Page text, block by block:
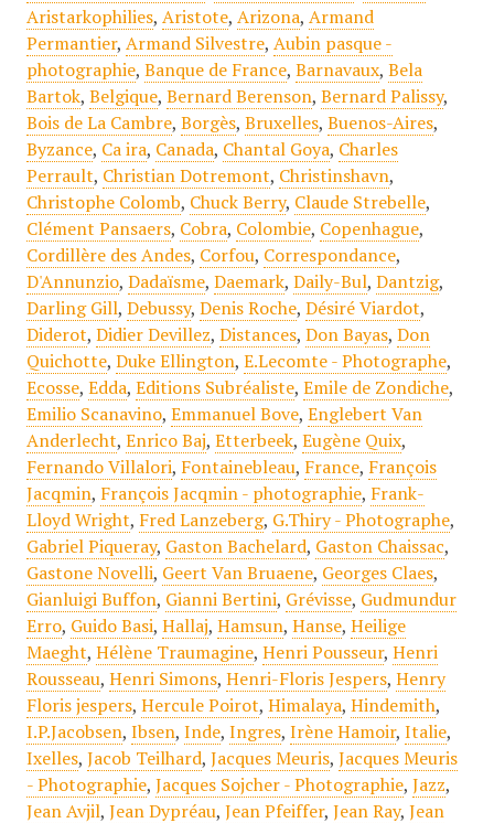
Aristarkophilies, Aristote, Arizona, Armand
Permantier, Armand Silvestre, Aubin pasque -
photographie, Banque de France, Barnavaux, Bela
Bartok, Belgique, Bernard Berenson, Bernard Palissy,
Bois de La Cambre, Borgès, Bruxelles, Buenos-Aires,
Byzance, Ca ira, Canada, Chantal Goya, Charles
Perrault, Christian Dotremont, Christinshavn,
Christophe Colomb, Chuck Berry, Claude Strebelle,
Clément Pansaers, Cobra, Colombie, Copenhague,
Cordillère des Andes, Corfou, Correspondance,
D'Annunzio, Dadaïsme, Daemark, Daily-Bul, Dantzig,
Darling Gill, Debussy, Denis Roche, Désiré Viardot,
Diderot, Didier Devillez, Distances, Don Bayas, Don
Quichotte, Duke Ellington, E.Lecomte - Photographe,
Ecosse, Edda, Editions Subréaliste, Emile de Zondiche,
Emilio Scanavino, Emmanuel Bove, Englebert Van
Anderlecht, Enrico Baj, Etterbeek, Eugène Quix,
Fernando Villalori, Fontainebleau, France, François
Jacqmin, François Jacqmin - photographie, Frank-
Lloyd Wright, Fred Lanzeberg, G.Thiry - Photographe,
Gabriel Piqueray, Gaston Bachelard, Gaston Chaissac,
Gastone Novelli, Geert Van Bruaene, Georges Claes,
Gianluigi Buffon, Gianni Bertini, Grévisse, Gudmundur
Erro, Guido Basi, Hallaj, Hamsun, Hanse, Heilige
Maeght, Hélène Traumagine, Henri Pousseur, Henri
Rousseau, Henri Simons, Henri-Floris Jespers, Henry
Floris jespers, Hercule Poirot, Himalaya, Hindemith,
I.P.Jacobsen, Ibsen, Inde, Ingres, Irène Hamoir, Italie,
Ixelles, Jacob Teilhard, Jacques Meuris, Jacques Meuris
- Photographie, Jacques Sojcher - Photographie, Jazz,
Jean Avjil, Jean Dypréau, Jean Pfeiffer, Jean Ray, Jean